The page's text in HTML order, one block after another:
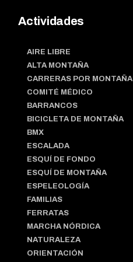
Actividades
AIRE LIBRE
ALTA MONTAÑA
CARRERAS POR MONTAÑA
COMITÉ MÉDICO
BARRANCOS
BICICLETA DE MONTAÑA
BMX
ESCALADA
ESQUÍ DE FONDO
ESQUÍ DE MONTAÑA
ESPELEOLOGÍA
FAMILIAS
FERRATAS
MARCHA NÓRDICA
NATURALEZA
ORIENTACIÓN